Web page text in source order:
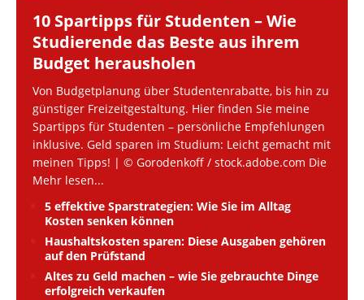
10 Spartipps für Studenten – Wie
Studierende das Beste aus ihrem
Budget herausholen
Von Budgetplanung über Studentenrabatte, bis hin zu
günstiger Freizeitgestaltung. Hier finden Sie meine
Spartipps für Studenten – persönliche Empfehlungen
inklusive. Geld sparen im Studium: Leicht gemacht mit
meinen Tipps! | © Gorodenkoff / stock.adobe.com Die
Mehr lesen...
5 effektive Sparstrategien: Wie Sie im Alltag
Kosten senken können
Haushaltskosten sparen: Diese Ausgaben gehören
auf den Prüfstand
Altes zu Geld machen – wie Sie gebrauchte Dinge
erfolgreich verkaufen